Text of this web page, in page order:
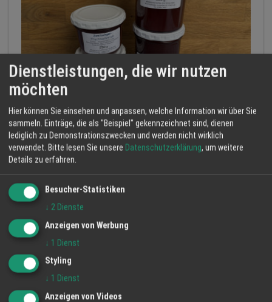
Zwetschgen Marmelade
Hofladen Schmiederhof Langenhard
Zwetschgen...
KONTAKT INFORMATIONEN
Dienstleistungen, die wir nutzen
möchten
Hier können Sie einsehen und anpassen, welche Information wir über Sie
sammeln. Einträge, die als "Beispiel" gekennzeichnet sind, dienen
lediglich zu Demonstrationszwecken und werden nicht wirklich
verwendet. Bitte lesen Sie unsere Datenschutzerklärung, um weitere
Details zu erfahren.
Besucher-Statistiken
↓ 2 Dienste
Anzeigen von Werbung
↓ 1 Dienst
Styling
↓ 1 Dienst
Anzeigen von Videos